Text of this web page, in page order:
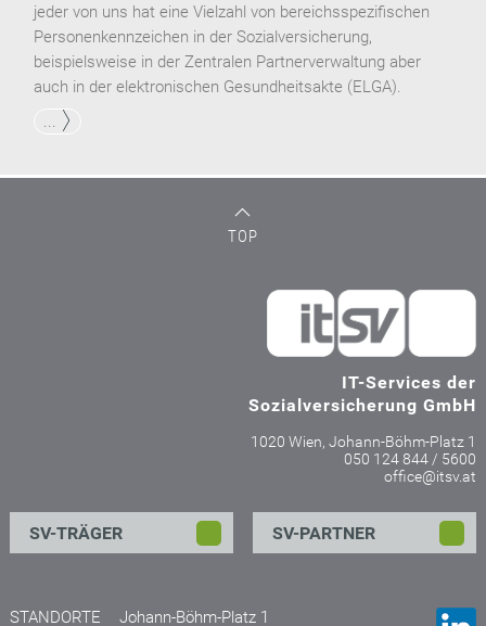
jeder von uns hat eine Vielzahl von bereichsspezifischen
Personenkennzeichen in der Sozialversicherung,
beispielsweise in der Zentralen Partnerverwaltung aber
auch in der elektronischen Gesundheitsakte (ELGA).
...
TOP
IT-Services der
Sozialversicherung GmbH
1020 Wien, Johann-Böhm-Platz 1
050 124 844 / 5600
office@itsv.at
SV-TRÄGER SV-PARTNER
STANDORTE Johann-Böhm-Platz 1